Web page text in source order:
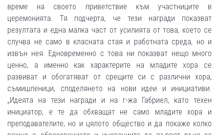
време на своето приветствие към участниците в
церемонията. Тя подчерта, че тези награди показват
резултата и една малка част от усилията от това, което се
случва не само в класната стая и работната среда, но и
извън нея. Едновременно с това ни показват нещо много
ценно, а именно как характерите на младите хора се
развиват и обогатяват от срещите си с различни хора,
съмишленици, споделянето на нови идеи и инициативи.
„Идеята на тези награди и на г-жа Габриел, като техен
инициатор, е те да обхващат не само младите хора и
преподавателите, но и цялото общество и да покаже колко